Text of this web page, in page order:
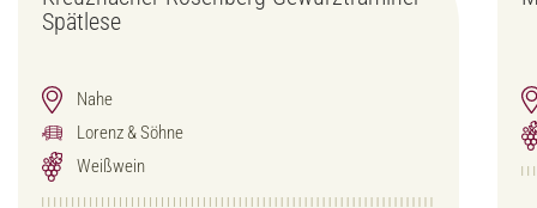
Spätlese
Nahe
Lorenz & Söhne
Weißwein